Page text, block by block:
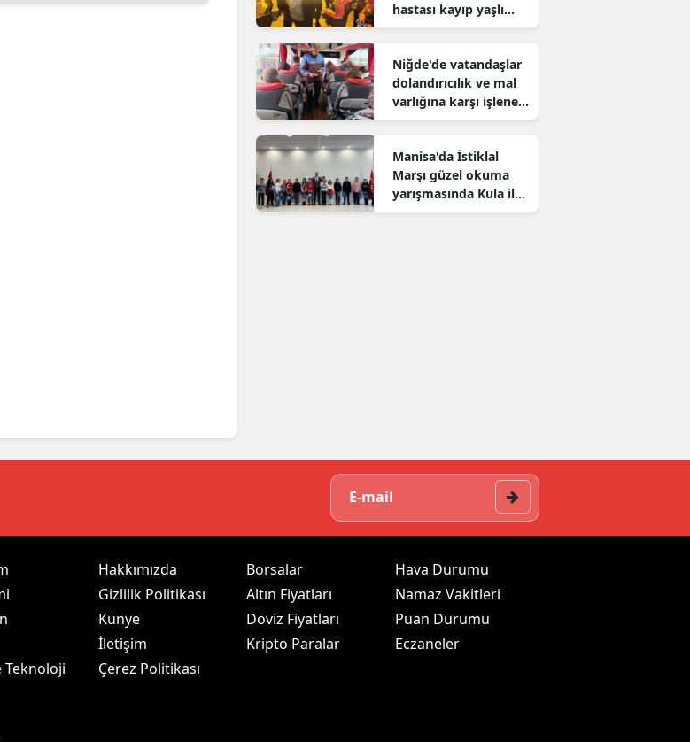
hastası kayıp yaşlı
adam aranıyor
Niğde'de vatandaşlar
dolandırıcılık ve mal
varlığına karşı işlenen
suçlar konusunda
Manisa'da İstiklal
Marşı güzel okuma
yarışmasında Kula il
birincisi oldu
Teknoloji
Hakkımızda
Gizlilik Politikası
Künye
İletişim
Çerez Politikası
Borsalar
Altın Fiyatları
Döviz Fiyatları
Kripto Paralar
Hava Durumu
Namaz Vakitleri
Puan Durumu
Eczaneler